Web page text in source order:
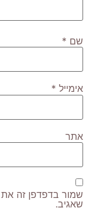
שם *
אימייל *
אתר
שמור בדפדפן זה
שאגיב.